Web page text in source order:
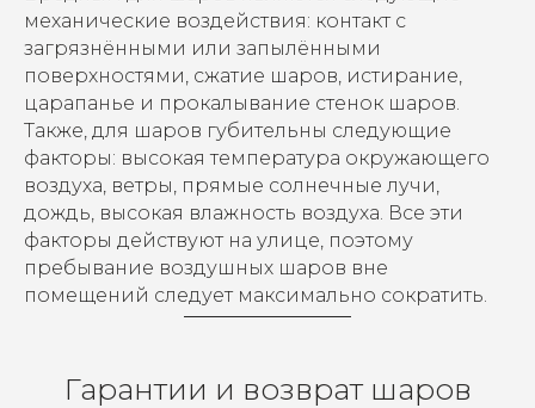
механические воздействия: контакт с
загрязнёнными или запылёнными
поверхностями, сжатие шаров, истирание,
царапанье и прокалывание стенок шаров.
Также, для шаров губительны следующие
факторы: высокая температура окружающего
воздуха, ветры, прямые солнечные лучи,
дождь, высокая влажность воздуха. Все эти
факторы действуют на улице, поэтому
пребывание воздушных шаров вне
помещений следует максимально сократить.
Гарантии и возврат шаров